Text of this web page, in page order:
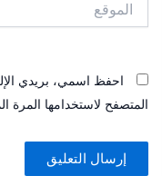
احفظ اسمي، بريدي
المتصفح لاستخدامها المرة